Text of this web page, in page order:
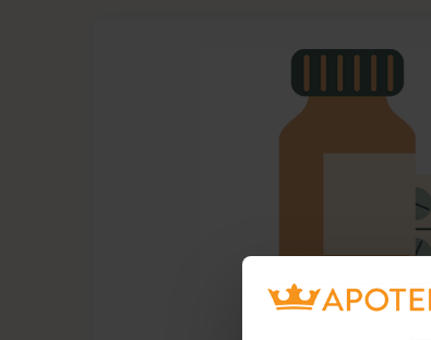
Lista: . Innehåller 1 objekt.